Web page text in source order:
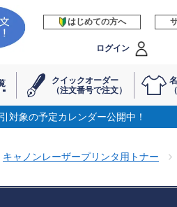
はじめての方へ
ログイン
クイックオーダー
（注文番号で注文）
対象の予定カレンダー公開中！
キャノンレーザープリンタ用トナー